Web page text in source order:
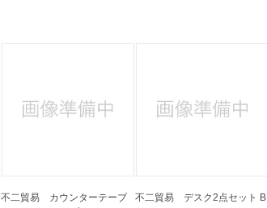
不二貿易 カウンターテーブ
不二貿易 デスク2点セット B